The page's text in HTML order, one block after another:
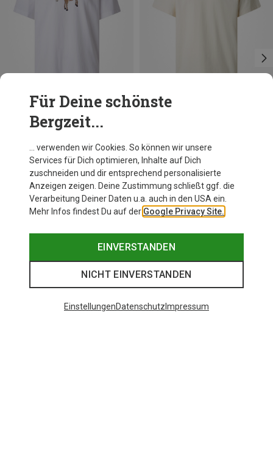
The North Face
Herren Donkey Taxi Relaxed T-Shirt
M XL XXL
The North Face
44,95 €
Für Deine schönste
Bergzeit...
… verwenden wir Cookies. So können wir unsere
Services für Dich optimieren, Inhalte auf Dich
zuschneiden und dir entsprechend personalisierte
Anzeigen zeigen. Deine Zustimmung schließt ggf. die
Verarbeitung Deiner Daten u.a. auch in den USA ein.
Mehr Infos findest Du auf der Google Privacy Site.
EINVERSTANDEN
NICHT EINVERSTANDEN
EinstellungenDatenschutz Impressum